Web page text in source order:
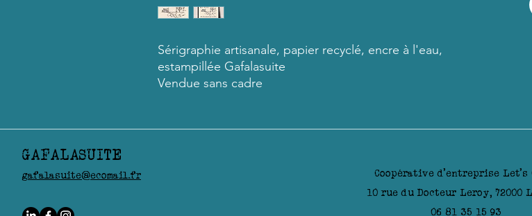
Sérigraphie artisanale, papier recyclé, encre à l'eau,
estampillée Gafalasuite
Vendue sans cadre
GAFALASUITE
gafalasuite@ecomail.fr
Coopérative d'entreprise Let's
10 rue du Docteur Leroy, 72000
06 81 35 15 93